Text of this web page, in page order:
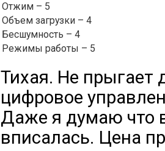
Отжим – 5
Объем загрузки – 4
Бесшумность – 4
Режимы работы – 5
Тихая. Не
цифровое
Даже я думаю что
вписалась. Цена